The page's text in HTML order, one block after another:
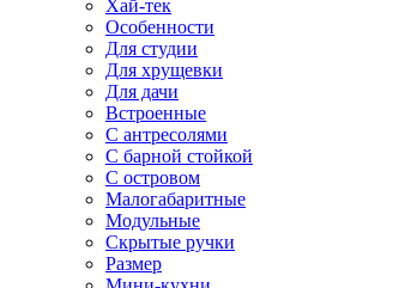
Хай-тек
Особенности
Для студии
Для хрущевки
Для дачи
Встроенные
С антресолями
С барной стойкой
С островом
Малогабаритные
Модульные
Скрытые ручки
Размер